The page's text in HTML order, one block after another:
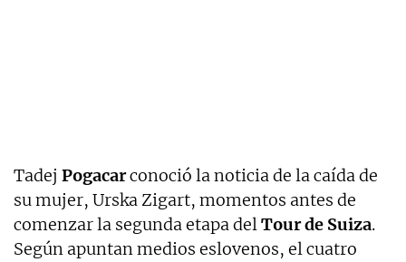
Tadej Pogacarconoció la noticia de la caída de
su mujer, Urska Zigart, momentos antes de
comenzar la segunda etapa delTour de Suiza.
Según apuntan medios eslovenos, el cuatro